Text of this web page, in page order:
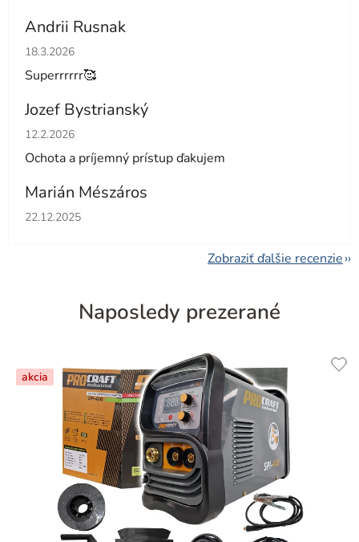
Andrii Rusnak
Hodnotenie obchodu je 5 z 5 hviezdičiek.
18.3.2026
Superrrrrr🥰
Jozef Bystrianský
Hodnotenie obchodu je 5 z 5 hviezdičiek.
12.2.2026
Ochota a príjemný prístup ďakujem
Marián Mészáros
Hodnotenie obchodu je 5 z 5 hviezdičiek.
22.12.2025
Zobraziť ďalšie recenzie
Naposledy prezerané
akcia